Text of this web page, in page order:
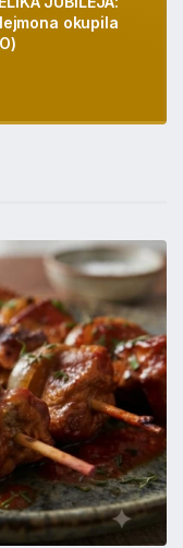
okupila